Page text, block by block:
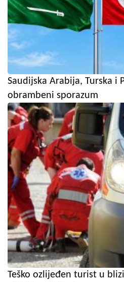
Saudijska Arabija, Turska i
obrambeni sporazum
Teško ozlijeđen turist u